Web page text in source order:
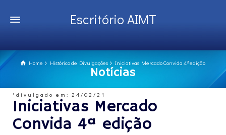
Escritório AIMT
Home Histórico de Divulgações Iniciativas Mercado Convida 4ª edição
Notícias
*divulgado em: 24/02/21
Iniciativas Mercado
Convida 4ª edição